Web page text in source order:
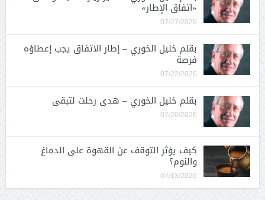
«اتفاق الإطار»
07/27/2026
بقلم خليل الخوري – إطار الاتفاق يجب إعطاؤه
فرصة
07/22/2026
بقلم خليل الخوري – هدى رحلت لتبقى
07/20/2026
كيف يؤثر التوقف عن القهوة على الدماغ
والنوم؟
07/13/2026